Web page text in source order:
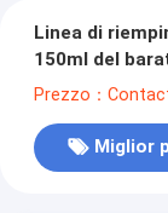
Linea di
150ml del
liquido
Prezzo：
Miglior